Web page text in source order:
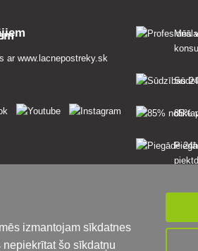
arwww.lacnepostreky.sk
Mēs
85%
izmantojam sīkdatnes
šo sīkdatņu